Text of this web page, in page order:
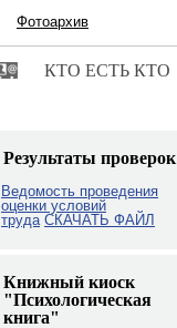
Фотоархив
КТО ЕСТЬ КТО
Результаты проверок
Ведомость проведения
оценки условий
труда СКАЧАТЬ ФАЙЛ
Книжный киоск
"Психологическая
книга"